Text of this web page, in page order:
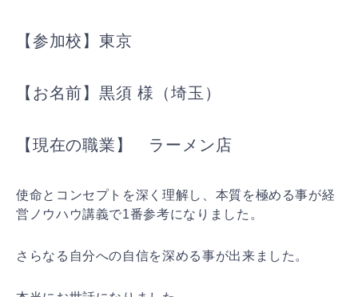
【参加校】東京
【お名前】黒須 様（埼玉）
【現在の職業】 ラーメン店
使命とコンセプトを深く理解し、本質を極める事が経
営ノウハウ講義で1番参考になりました。
さらなる自分への自信を深める事が出来ました。